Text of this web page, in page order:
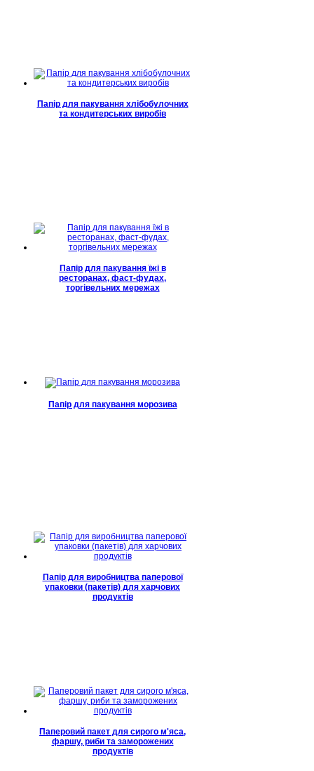
Папір для пакування хлібобулочних
та кондитерських виробів
Папір для пакування їжі в
ресторанах, фаст-фудах,
торгівельних мережах
Папір для пакування морозива
Папір для виробництва паперової
упаковки (пакетів) для харчових
продуктів
Паперовий пакет для сирого м'яса,
фаршу, риби та заморожених
продуктів